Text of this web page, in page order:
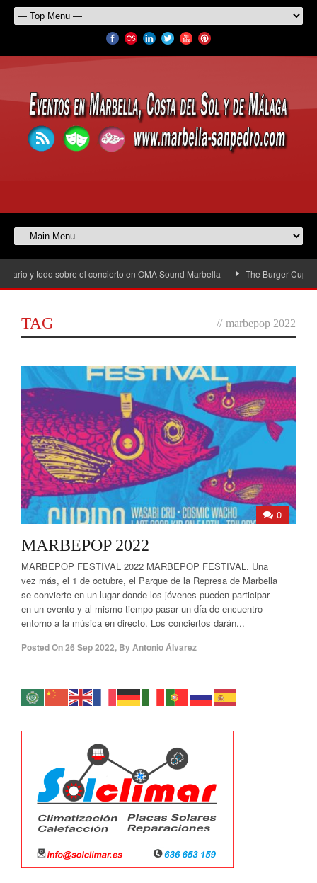
y todo sobre el concierto en OMA Sound Marbella The Burger Cup
TAG // marbepop 2022
0
MARBEPOP 2022
MARBEPOP FESTIVAL 2022 MARBEPOP FESTIVAL. Una
vez más, el 1 de octubre, el Parque de la Represa de Marbella
se convierte en un lugar donde los jóvenes pueden participar
en un evento y al mismo tiempo pasar un día de encuentro
entorno a la música en directo. Los conciertos darán...
Posted On26 Sep 2022, ByAntonio Álvarez